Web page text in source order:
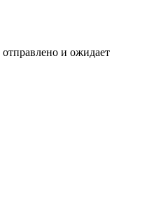
и ожидает